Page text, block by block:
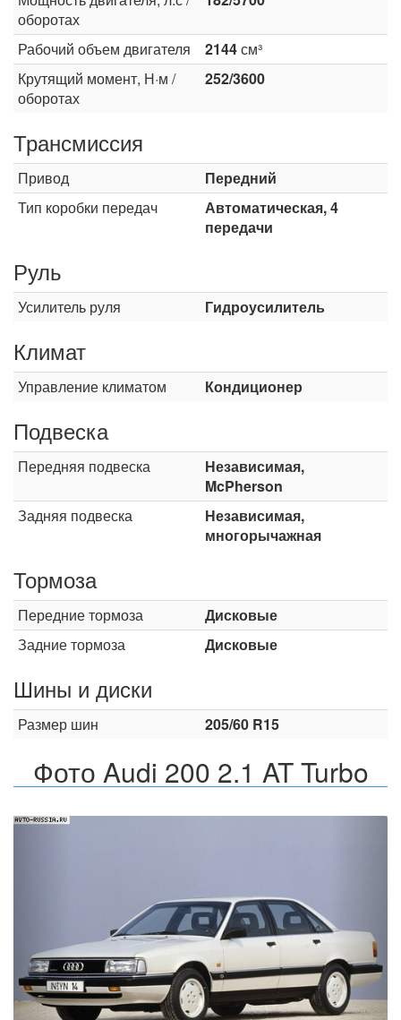
оборотах
Рабочий объем двигателя 2144см³
Крутящий момент, Н·м /
оборотах
252/3600
Трансмиссия
Привод
Передний
Тип коробки передач
Автоматическая, 4
передачи
Руль
Усилитель руля Гидроусилитель
Климат
Управление климатом Кондиционер
Подвеска
Передняя подвеска
Независимая,
McPherson
Задняя подвеска
Независимая,
многорычажная
Тормоза
Передние тормоза
Дисковые
Задние тормоза
Дисковые
Шины и диски
Размер шин 205/60 R15
Фото Audi 200 2.1 AT Turbo
Назад